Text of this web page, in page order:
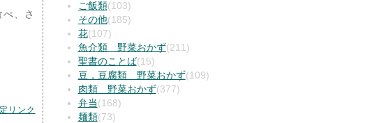
、さ
リンク
ご飯類(103)
その他(185)
花(107)
魚介類 野菜おかず(211)
聖書のことば(15)
豆，豆腐類 野菜おかず(109)
肉類 野菜おかず(377)
弁当 (168)
麺類(73)